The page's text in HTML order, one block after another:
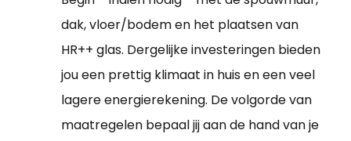
dak, vloer/bodem en het plaatsen van
HR++ glas. Dergelijke investeringen bieden
jou een prettig klimaat in huis en een veel
lagere energierekening. De volgorde van
maatregelen bepaal jij aan de hand van je